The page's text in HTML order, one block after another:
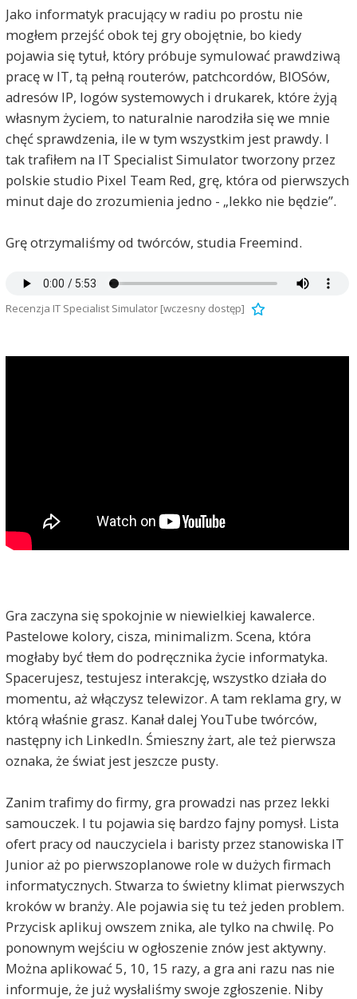
Jako informatyk pracujący w radiu po prostu nie
mogłem przejść obok tej gry obojętnie, bo kiedy
pojawia się tytuł, który próbuje symulować prawdziwą
pracę w IT, tą pełną routerów, patchcordów, BIOSów,
adresów IP, logów systemowych i drukarek, które żyją
własnym życiem, to naturalnie narodziła się we mnie
chęć sprawdzenia, ile w tym wszystkim jest prawdy. I
tak trafiłem na IT Specialist Simulator tworzony przez
polskie studio Pixel Team Red, grę, która od pierwszych
minut daje do zrozumienia jedno - „lekko nie będzie”.
Grę otrzymaliśmy od twórców, studia Freemind.
Recenzja IT Specialist Simulator [wczesny dostęp]
Gra zaczyna się spokojnie w niewielkiej kawalerce.
Pastelowe kolory, cisza, minimalizm. Scena, która
mogłaby być tłem do podręcznika życie informatyka.
Spacerujesz, testujesz interakcję, wszystko działa do
momentu, aż włączysz telewizor. A tam reklama gry, w
którą właśnie grasz. Kanał dalej YouTube twórców,
następny ich LinkedIn. Śmieszny żart, ale też pierwsza
oznaka, że świat jest jeszcze pusty.
Zanim trafimy do firmy, gra prowadzi nas przez lekki
samouczek. I tu pojawia się bardzo fajny pomysł. Lista
ofert pracy od nauczyciela i baristy przez stanowiska IT
Junior aż po pierwszoplanowe role w dużych firmach
informatycznych. Stwarza to świetny klimat pierwszych
kroków w branży. Ale pojawia się tu też jeden problem.
Przycisk aplikuj owszem znika, ale tylko na chwilę. Po
ponownym wejściu w ogłoszenie znów jest aktywny.
Można aplikować 5, 10, 15 razy, a gra ani razu nas nie
informuje, że już wysłaliśmy swoje zgłoszenie. Niby